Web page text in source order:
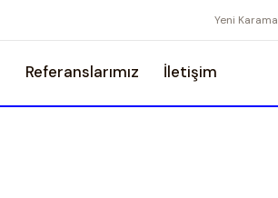
Yeni
Referanslarımız İletişim